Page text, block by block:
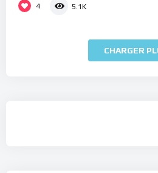
4 5.1K
CHARGER